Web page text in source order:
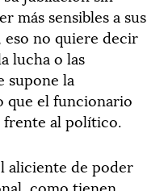
más sensibles a sus
eso no quiere decir
lucha o las
supone la
que el funcionario
frente al político.
aliciente de poder
como tienen